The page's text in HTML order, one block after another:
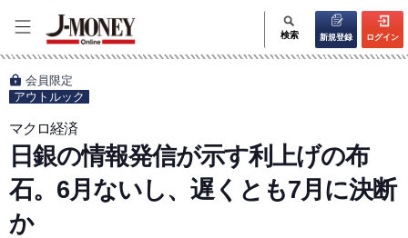
検索 新規登録 ログイン
会員限定
アウトルック
マクロ経済
日銀の情報発信が示す利上げの布
石。6月ないし、遅くとも7月に決断
か